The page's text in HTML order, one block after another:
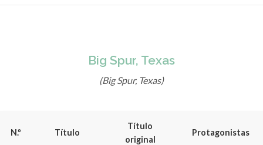
Big Spur, Texas
(Big Spur, Texas)
N.º Título
Título
original
Protagonistas